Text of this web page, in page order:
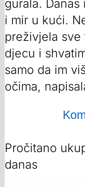
gurala. Danas
i mir u kući.
preživjela sve
djecu i
samo da im
očima,
Pročitano
danas